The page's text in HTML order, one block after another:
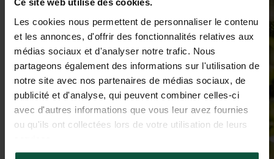
Ce site web utilise des cookies.
Les cookies nous permettent de personnaliser le contenu
et les annonces, d'offrir des fonctionnalités relatives aux
médias sociaux et d'analyser notre trafic. Nous
partageons également des informations sur l'utilisation de
notre site avec nos partenaires de médias sociaux, de
publicité et d'analyse, qui peuvent combiner celles-ci
avec d'autres informations que vous leur avez fournies
ou qu'ils ont collectées lors de votre utilisation de leurs